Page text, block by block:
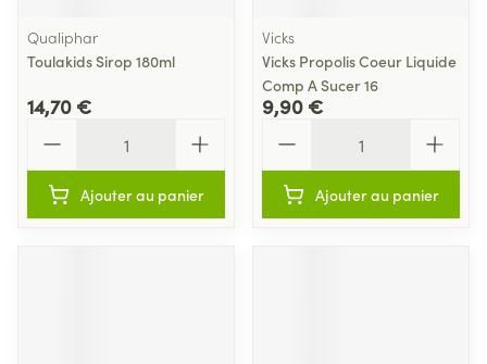
Qualiphar
Toulakids Sirop 180ml
14,70 €
Ajouter au panier
Vicks
Vicks Propolis Coeur Liquide
Comp A Sucer 16
9,90 €
Ajouter au panier